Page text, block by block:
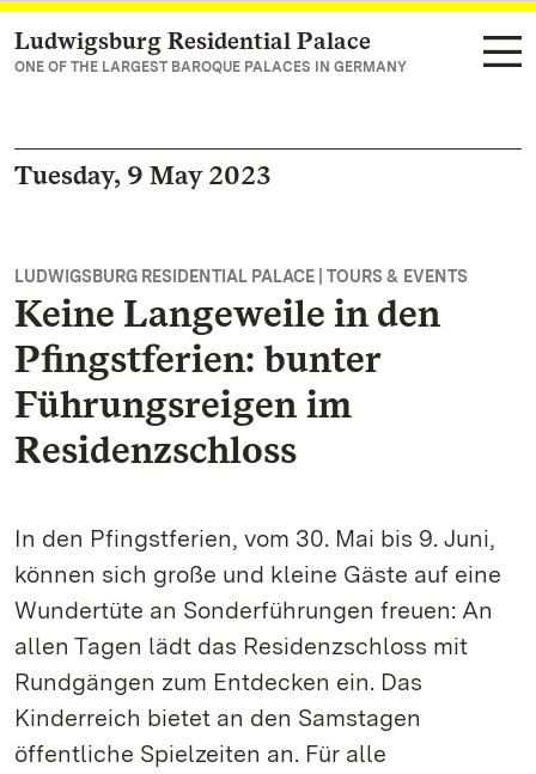
Navigate to main page
Ludwigsburg Residential Palace
ONE OF THE LARGEST BAROQUE PALACES IN GERMANY
Tuesday, 9 May 2023
LUDWIGSBURG RESIDENTIAL PALACE | TOURS & EVENTS
Keine Langeweile in den
Pfingstferien: bunter
Führungsreigen im
Residenzschloss
In den Pfingstferien, vom 30. Mai bis 9. Juni,
können sich große und kleine Gäste auf eine
Wundertüte an Sonderführungen freuen: An
allen Tagen lädt das Residenzschloss mit
Rundgängen zum Entdecken ein. Das
Kinderreich bietet an den Samstagen
öffentliche Spielzeiten an. Für alle